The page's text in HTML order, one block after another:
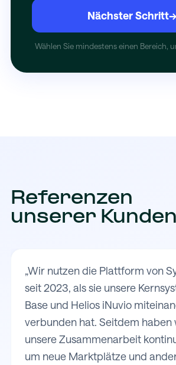
Nächster Schritt→
Wählen Sie mindestens einen Bereich,
Referenzen
unserer Kunden
„Wir nutzen die Plattform von
seit 2023, als sie unsere
Base und Helios iNuvio
verbunden hat. Seitdem haben
unsere Zusammenarbeit
um neue Marktplätze und